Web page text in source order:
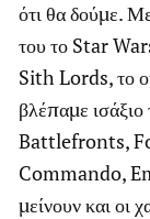
ότι θα δούμε.
του το Star
Sith Lords, το
βλέπαμε ισάξιο
Battlefronts,
Commando,
μείνουν και οι